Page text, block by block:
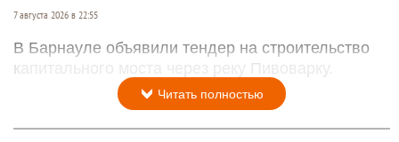
7 августа 2026 в 22:55
В Барнауле объявили тендер на строительство
капитального моста через реку Пивоварку.
Читать полностью